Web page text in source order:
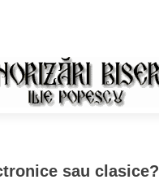
sau clasice?